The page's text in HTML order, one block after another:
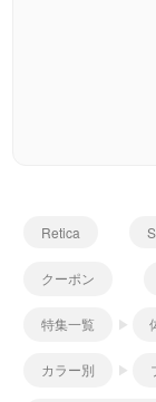
Retica
クーポン
特集一覧
カラー別